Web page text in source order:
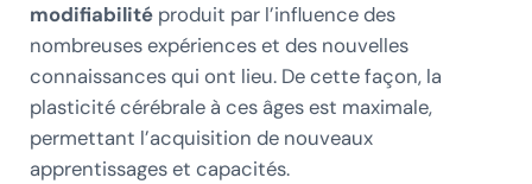
modifiabilitéproduit par l’influence des
nombreuses expériences et des nouvelles
connaissances qui ont lieu. De cette façon, la
plasticité cérébrale à ces âges est maximale,
permettant l’acquisition de nouveaux
apprentissages et capacités.